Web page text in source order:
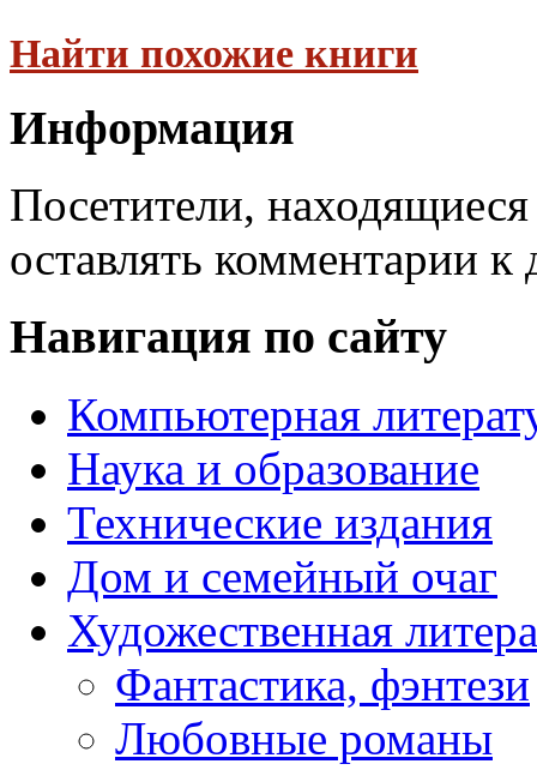
Найти похожие книги
Информация
Посетители,
оставлять комментарии к
Навигация по сайту
Компьютерная
Наука и образование
Технические издания
Дом и семейный очаг
Художественная
Фантастика, фэнтези
Любовные романы